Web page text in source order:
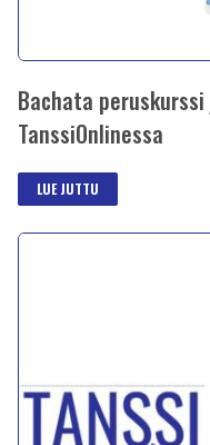
Bachata
TanssiOnlinessa
LUE JUTTU